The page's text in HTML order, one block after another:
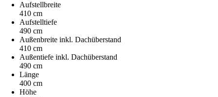
Aufstellbreite
410 cm
Aufstelltiefe
490 cm
Außenbreite inkl. Dachüberstand
410 cm
Außentiefe inkl. Dachüberstand
490 cm
Länge
400 cm
Höhe